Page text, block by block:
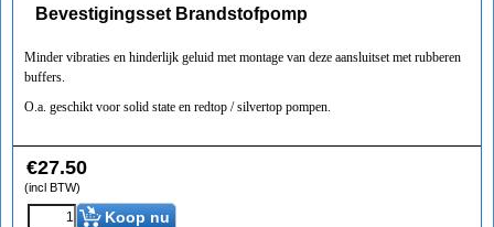
Bevestigingsset Brandstofpomp
Minder vibraties en hinderlijk geluid met montage van deze aansluitset met rubberen
buffers.
O.a. geschikt voor solid state en redtop / silvertop pompen.
€27.50
(incl BTW)
Koop nu